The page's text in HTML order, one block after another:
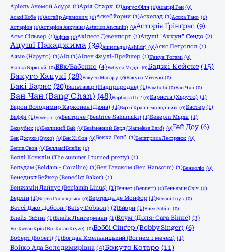
Аріель Анемой Асура (1)Арія Старк (2)Арґус Філч (0)Асагірі Ген (0)
Асахі Кобе (0)Асгайр Адамович (0)Аскебйорни (1)Аскелад (1)Асока Тано (0)
Астаріон (0)Астаріон Анкунін (Astarion Ancunin) (0)Асторія Ґрінґрас (9)
Асьє Сільвер (1)Афіна (0)Ахілесс Девенпорт (1)Ацуші "Аккун" Сендо (2)
Ацуші Накаджима (34)Ашильда (Ashildr) (0)Аякс Петропол (1)
Аяме (Наруто) (1)Аїд (1)Аїден Фаулі-Прейшер (1)Б'якуя Тогамі (0)
Б'янка Барклай (0)ББк/Бабенко (4)Бабуся Медді (0)Баджі Кейске (15)
Бакуго Кацукі (28)Бакуго Масару (0)Бакуго Мітсукі (0)
Бакі Барнс (20)Бальтазар (Надприродне) (1)Бамблбі (0)Бан Чан (0)
Бан Чан (Bang Chan) (48)Барбара Пеґ (0)Бариста (Харуто) (1)
Барон Володимир Харконен (Дюна) (1)Барті Кравч-молодший (0)Бастер (1)
Баффі (1)Беатріс (0)Беатріче (Beatrice Sakamaki) (1)Беверлі Марш (1)
Беззубик (0)Безликий Бай (0)Безіменний Бард (Nameless Bard) (0)Бей Доу (6)
Бек Джухо (Зухо) (0)Бек Хі Сон (0)Бекка Гелб (1)Белатриса Лестранж (0)
Белла Свон (0)Белламі Блейк (0)
Беллі Конклін (The summer I turned pretty) (1)
Бельдам (Beldam - Coraline) (1)Бен Ганском (Ben Hanscom) (1)Бенволіо (0)
Бенедикт Бейкер (Benedict Baker) (1)
Бенжамін Лайнус (Benjamin Linus) (1)Беннет (Bennett) (0)Беньямін Овіч (0)
Берлін (1)Берта Голандська (0)Бертрада де Монфор (1)Бетані Гоук (0)
Бетсі Джо Добсон (Betsy Dobson) (2)Бйорн (1)Блез Забіні (0)
Блейз Забіні (1)Блейк Лангерманн (1)Блум (Доля: Сага Вінкс) (3)
Бо-Катан Кріз (Bo-Katan Kryze) (0)Боббі Сінґер (Bobby Singer) (6)
Боберт (Bobert) (1)Богдан Хмельницький (Вогнем і мечем) (1)
Бойко Ада Володимирівна (4)Бокуто Котаро (11)